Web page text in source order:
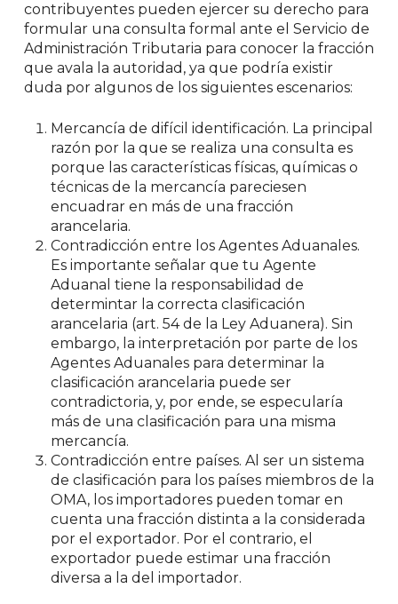
contribuyentes pueden ejercer su derecho para
formular una consulta formal ante el Servicio de
Administración Tributaria para conocer la fracción
que avala la autoridad, ya que podría existir
duda por algunos de los siguientes escenarios:
Mercancía de difícil identificación. La principal
razón por la que se realiza una consulta es
porque las características físicas, químicas o
técnicas de la mercancía pareciesen
encuadrar en más de una fracción
arancelaria.
Contradicción entre los Agentes Aduanales.
Es importante señalar que tu Agente
Aduanal tiene la responsabilidad de
determintar la correcta clasificación
arancelaria (art. 54 de la Ley Aduanera). Sin
embargo, la interpretación por parte de los
Agentes Aduanales para determinar la
clasificación arancelaria puede ser
contradictoria, y, por ende, se especularía
más de una clasificación para una misma
mercancía.
Contradicción entre países. Al ser un sistema
de clasificación para los países miembros de la
OMA, los importadores pueden tomar en
cuenta una fracción distinta a la considerada
por el exportador. Por el contrario, el
exportador puede estimar una fracción
diversa a la del importador.